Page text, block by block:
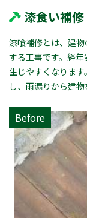
漆食い補修
漆喰補修とは、建
する工事です。経
生じやすくなりま
し、雨漏りから建
Before